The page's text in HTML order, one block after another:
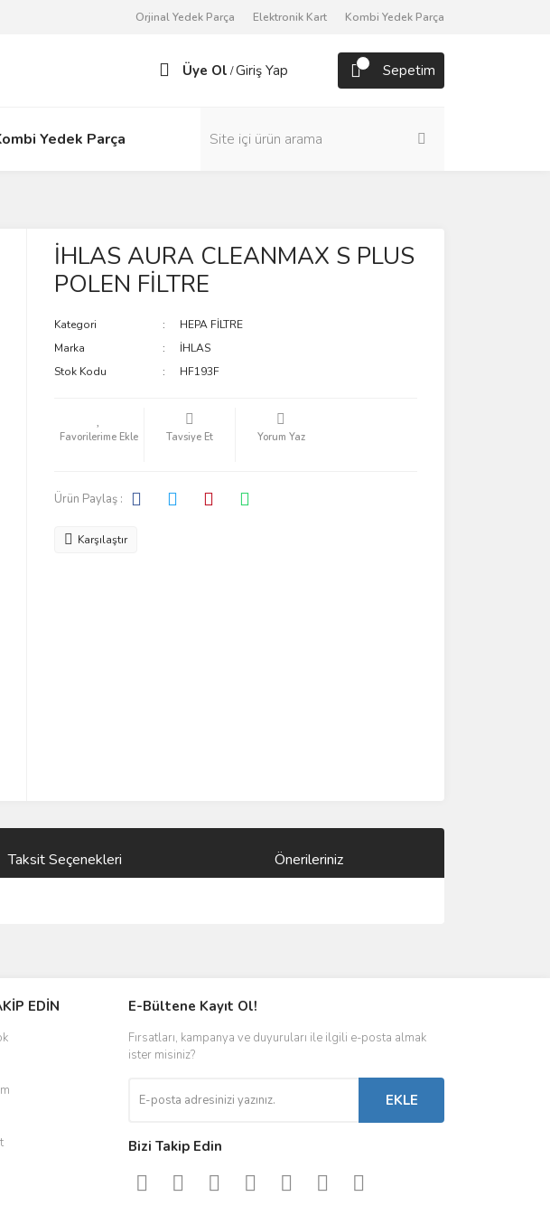
Orjinal Yedek Parça Elektronik Kart Kombi Yedek Parça
Üye Ol /Giriş Yap Sepetim
Yedek Parça
İHLAS AURA CLEANMAX S PLUS
POLEN FİLTRE
Kategori
HEPA FİLTRE
Marka
İHLAS
Stok Kodu
HF193F
Tavsiye Et Yorum Yaz
Ürün Paylaş :
Karşılaştır
Taksit Seçenekleri Önerileriniz
EDİN E-Bültene Kayıt Ol!
Fırsatları, kampanya ve duyuruları ile ilgili e-posta almak
ister misiniz?
EKLE
Bizi Takip Edin